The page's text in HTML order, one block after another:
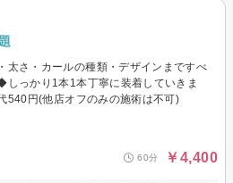
太さ・カールの種類・デザインまですべ
しっかり1本1本丁寧に装着していきま
540円(他店オフのみの施術は不可)
60分 ￥4,400